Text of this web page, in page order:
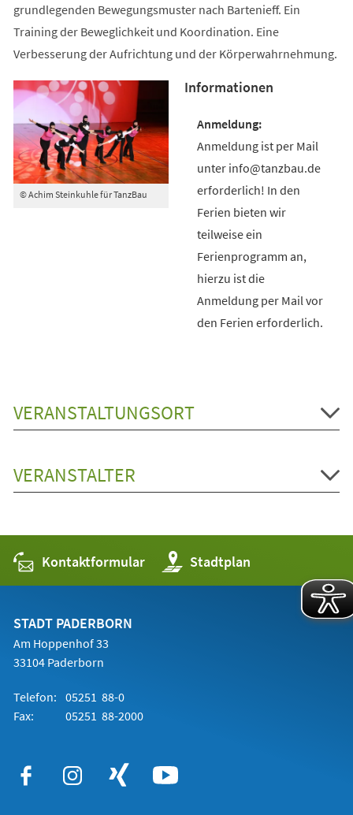
grundlegenden Bewegungsmuster nach Bartenieff. Ein
Training der Beweglichkeit und Koordination. Eine
Verbesserung der Aufrichtung und der Körperwahrnehmung.
© Achim Steinkuhle für TanzBau
Informationen
Anmeldung ist per Mail
unter info@tanzbau.de
erforderlich! In den
Ferien bieten wir
teilweise ein
Ferienprogramm an,
hierzu ist die
Anmeldung per Mail vor
den Ferien erforderlich.
VERANSTALTUNGSORT
VERANSTALTER
Kontaktformular Stadtplan
(Öffnet
in
einem
STADT PADERBORN
Am Hoppenhof 33
33104 Paderborn
Telefon: 05251 88-0
Fax:
05251 88-2000